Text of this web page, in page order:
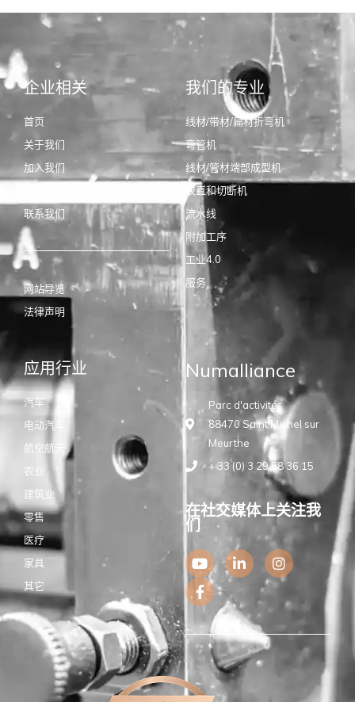
企业相关
首页
关于我们
加入我们
联系我们
网站导览
法律声明
我们的专业
线材/带材/扁材折弯机
弯管机
线材/管材端部成型机
校直和切断机
流水线
附加工序
工业4.0
服务
应用行业
汽车
电动汽车
航空航天
农业
建筑业
零售
医疗
家具
其它
Numalliance
Parc d'activités
88470 Saint Michel sur
Meurthe
+ 33 (0) 3 29 58 36 15
在社交媒体上关注我
们
Y
o
u
t
u
b
e
L
i
n
e
d
i
n
-
i
I
n
s
a
g
r
m
F
a
c
e
b
o
o
k
-
f